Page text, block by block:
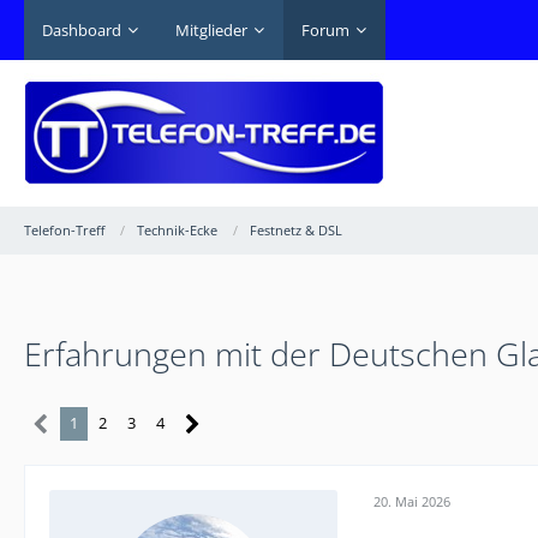
Dashboard Mitglieder Forum
Telefon-Treff Technik-Ecke Festnetz & DSL
Erfahrungen mit der Deutschen
1 2 3 4
20. Mai 2026